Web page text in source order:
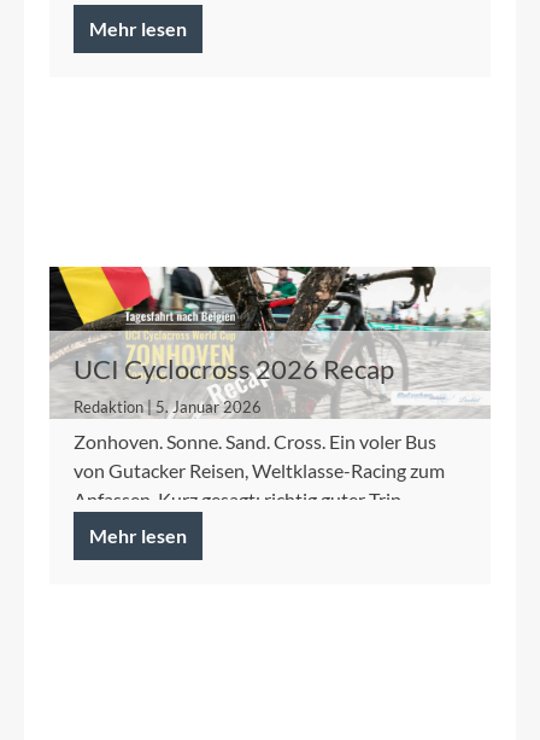
Mehr lesen
UCI Cyclocross 2026 Recap
Redaktion | 5. Januar 2026
Zonhoven. Sonne. Sand. Cross. Ein voler Bus
von Gutacker Reisen, Weltklasse-Racing zum
Anfassen. Kurz gesagt: richtig guter Trip.
Mehr lesen